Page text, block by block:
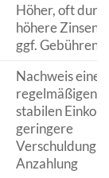
Höher, oft
höhere Zinsen
ggf. Gebühren
Nachweis eines
regelmäßigen,
stabilen
geringere
Verschuldung,
Anzahlung